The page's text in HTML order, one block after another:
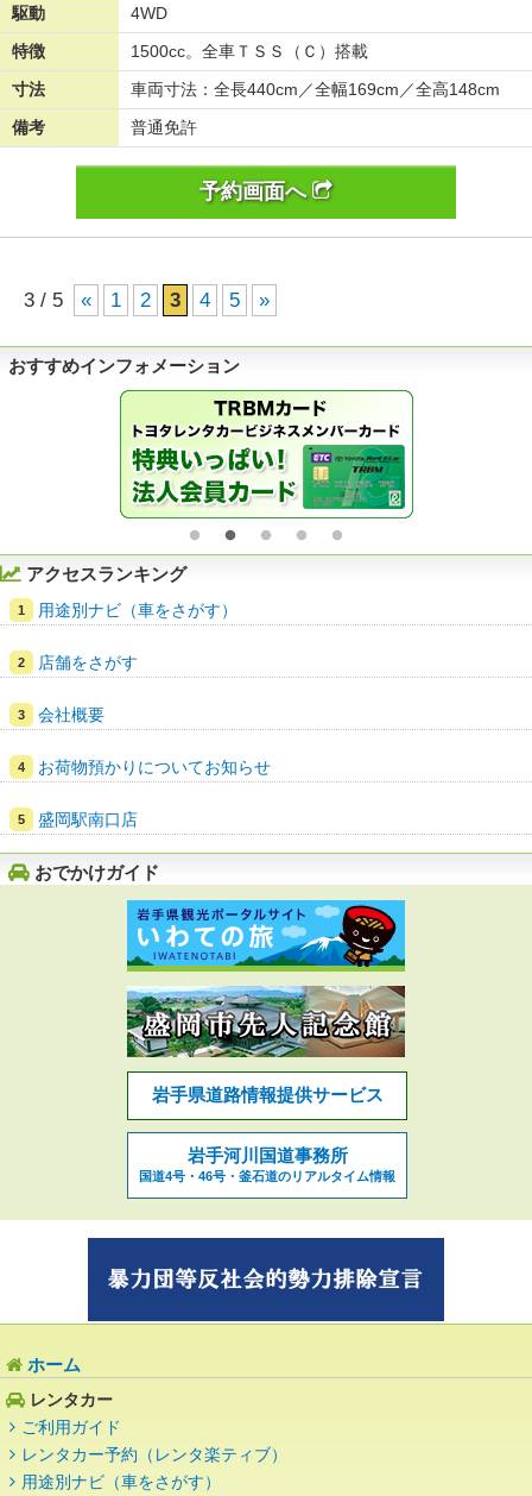
駆動
4WD
特徴
1500cc。全車ＴＳＳ（Ｃ）搭載
寸法
車両寸法：全長440cm／全幅169cm／全高148cm
備考
普通免許
予約画面へ
3 / 5 « 1 2 3 4 5 »
おすすめインフォメーション
アクセスランキング
用途別ナビ（車をさがす）
店舗をさがす
会社概要
お荷物預かりについてお知らせ
盛岡駅南口店
おでかけガイド
岩手県道路情報提供サービス
岩手河川国道事務所
国道4号・46号・釜石道のリアルタイム情報
ホーム
レンタカー
ご利用ガイド
レンタカー予約（レンタ楽ティブ）
用途別ナビ（車をさがす）